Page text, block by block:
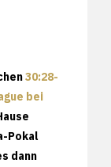
30:28-
bei
Pokal
dann